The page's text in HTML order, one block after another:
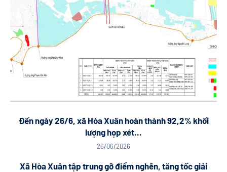
Đến ngày 26/6, xã Hòa Xuân hoàn thành 92,2% khối
lượng họp xét...
26/06/2026
Xã Hòa Xuân tập trung gỡ điểm nghẽn, tăng tốc giải